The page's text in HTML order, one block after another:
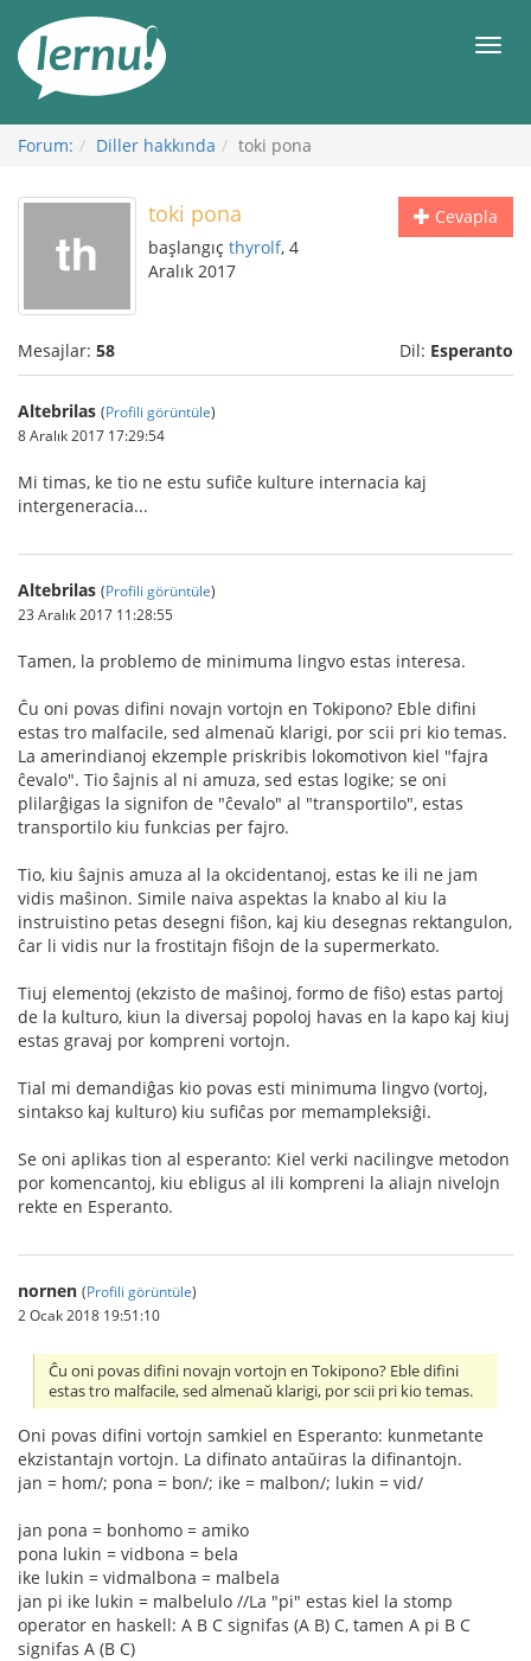
Görüntüleme
Forum: Diller hakkında toki pona
Cevapla
toki pona
başlangıç thyrolf, 4
Aralık 2017
Mesajlar: 58 Dil: Esperanto
Altebrilas (Profili görüntüle)
8 Aralık 2017 17:29:54
Mi timas, ke tio ne estu sufiĉe kulture internacia kaj
intergeneracia...
Altebrilas (Profili görüntüle)
23 Aralık 2017 11:28:55
Tamen, la problemo de minimuma lingvo estas interesa.
Ĉu oni povas difini novajn vortojn en Tokipono? Eble difini
estas tro malfacile, sed almenaŭ klarigi, por scii pri kio temas.
La amerindianoj ekzemple priskribis lokomotivon kiel "fajra
ĉevalo". Tio ŝajnis al ni amuza, sed estas logike; se oni
plilarĝigas la signifon de "ĉevalo" al "transportilo", estas
transportilo kiu funkcias per fajro.
Tio, kiu ŝajnis amuza al la okcidentanoj, estas ke ili ne jam
vidis maŝinon. Simile naiva aspektas la knabo al kiu la
instruistino petas desegni fiŝon, kaj kiu desegnas rektangulon,
ĉar li vidis nur la frostitajn fiŝojn de la supermerkato.
Tiuj elementoj (ekzisto de maŝinoj, formo de fiŝo) estas partoj
de la kulturo, kiun la diversaj popoloj havas en la kapo kaj kiuj
estas gravaj por kompreni vortojn.
Tial mi demandiĝas kio povas esti minimuma lingvo (vortoj,
sintakso kaj kulturo) kiu sufiĉas por memampleksiĝi.
Se oni aplikas tion al esperanto: Kiel verki nacilingve metodon
por komencantoj, kiu ebligus al ili kompreni la aliajn nivelojn
rekte en Esperanto.
nornen (Profili görüntüle)
2 Ocak 2018 19:51:10
Ĉu oni povas difini novajn vortojn en Tokipono? Eble difini
estas tro malfacile, sed almenaŭ klarigi, por scii pri kio temas.
Oni povas difini vortojn samkiel en Esperanto: kunmetante
ekzistantajn vortojn. La difinato antaŭiras la difinantojn.
jan = hom/; pona = bon/; ike = malbon/; lukin = vid/
jan pona = bonhomo = amiko
pona lukin = vidbona = bela
ike lukin = vidmalbona = malbela
jan pi ike lukin = malbelulo //La "pi" estas kiel la stomp
operator en haskell: A B C signifas (A B) C, tamen A pi B C
signifas A (B C)